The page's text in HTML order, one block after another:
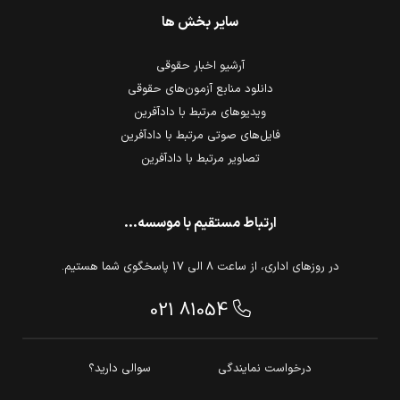
ارتباط مستقیم با موسسه...
در روزهای اداری، از ساعت 8 الی 17 پاسخگوی شما هستیم.
021 81054
درخواست نمایندگی سوالی دارید؟
سایر بخش ها
آرشیو اخبار حقوقی
دانلود منابع آزمون‌های حقوقی
ویدیوهای مرتبط با دادآفرین
فایل‌های صوتی مرتبط با دادآفرین
تصاویر مرتبط با دادآفرین